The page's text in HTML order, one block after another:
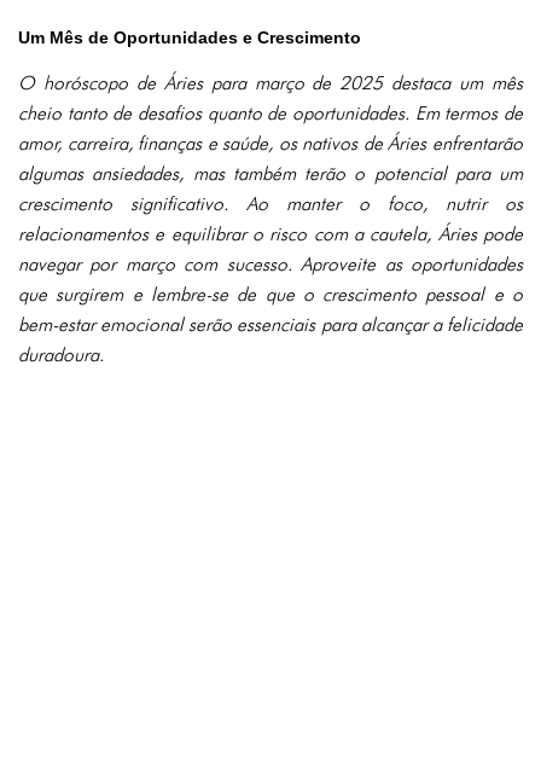
Um Mês de Oportunidades e Crescimento
O horóscopo de Áries para março de 2025 destaca um mês
cheio tanto de desafios quanto de oportunidades. Em termos de
amor, carreira, finanças e saúde, os nativos de Áries enfrentarão
algumas ansiedades, mas também terão o potencial para um
crescimento significativo. Ao manter o foco, nutrir os
relacionamentos e equilibrar o risco com a cautela, Áries pode
navegar por março com sucesso. Aproveite as oportunidades
que surgirem e lembre-se de que o crescimento pessoal e o
bem-estar emocional serão essenciais para alcançar a felicidade
duradoura.